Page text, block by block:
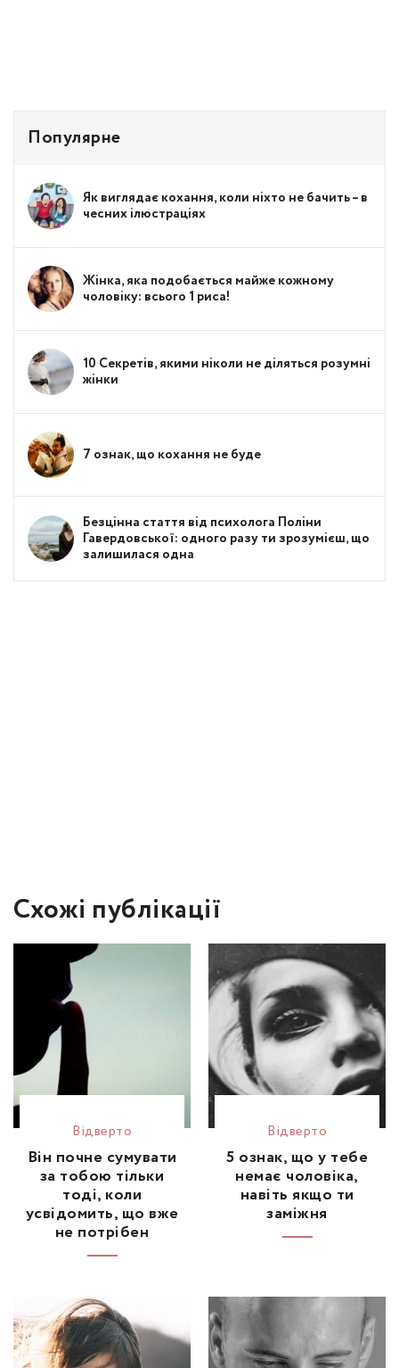
Популярне
Як виглядає кохання, коли ніхто не бачить – в
чесних ілюстраціях
Жінка, яка подобається майже кожному
чоловіку: всього 1 риса!
10 Секретів, якими ніколи не діляться розумні
жінки
7 ознак, що кохання не буде
Безцінна стаття від психолога Поліни
Гавердовської: одного разу ти зрозумієш, що
залишилася одна
Схожі публікації
Відвертo
Він почне сумувати
за тобою тільки
тоді, коли
усвідомить, що вже
не потрібен
Відвертo
5 ознак, що у тебе
немає чоловіка,
навіть якщо ти
заміжня